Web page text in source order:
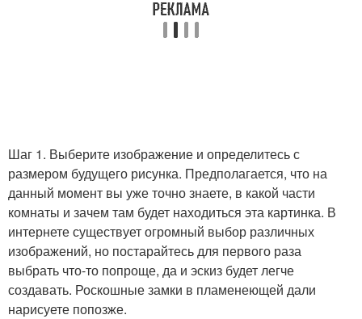
Шаг 1. Выберите изображение и определитесь с
размером будущего рисунка. Предполагается, что на
данный момент вы уже точно знаете, в какой части
комнаты и зачем там будет находиться эта картинка. В
интернете существует огромный выбор различных
изображений, но постарайтесь для первого раза
выбрать что-то попроще, да и эскиз будет легче
создавать. Роскошные замки в пламенеющей дали
нарисуете попозже.